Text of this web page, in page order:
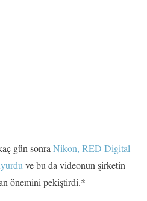
gün sonra Nikon, RED Digital
ve bu da videonun şirketin
önemini pekiştirdi.*